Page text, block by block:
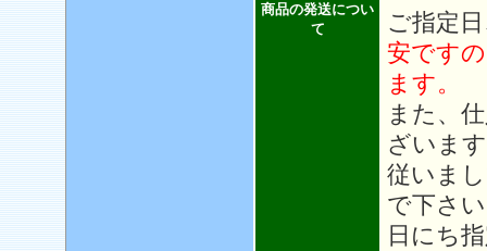
商品の発送につい
て
ご指定
安です
ます。
また、
ざいま
従いま
で下さ
日にち